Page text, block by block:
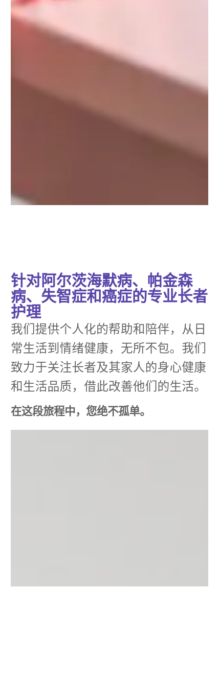
针对阿尔茨海默病、帕金森
病、失智症和癌症的专业长者
护理
我们提供个人化的帮助和陪伴，从日
常生活到情绪健康，无所不包。我们
致力于关注长者及其家人的身心健康
和生活品质，借此改善他们的生活。
在这段旅程中，您绝不孤单。